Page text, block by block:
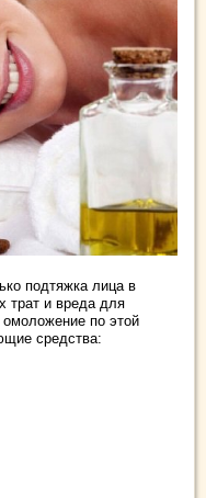
подтяжка лица в
трат и вреда для
омоложение по этой
средства: